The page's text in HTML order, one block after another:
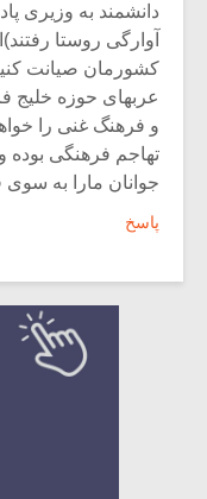
دانشمند به وزیری
آوارگی روستا
کشورمان صیانت
عربهای حوزه خلیج
و فرهنگ غنی را
تهاجم فرهنگی
جوانان مارا به
پاسخ